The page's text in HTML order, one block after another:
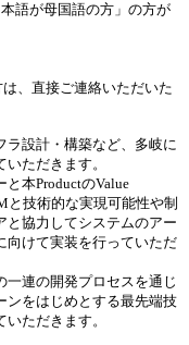
語が母国語の方」の方が
、直接ご連絡いただいた
ラ設計・構築など、多岐に
ただきます。
本ProductのValue
と技術的な実現可能性や制
と協力してシステムのアー
向けて実装を行っていただ
連の開発プロセスを通じ
ンをはじめとする最先端技
ただきます。